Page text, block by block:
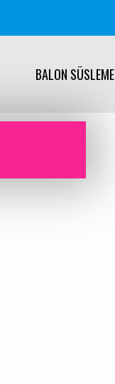
BALON SÜSLEME